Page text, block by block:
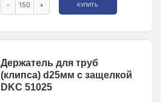
- + КУПИТЬ
Держатель для труб
(клипса) d25мм с защелкой
DKC 51025